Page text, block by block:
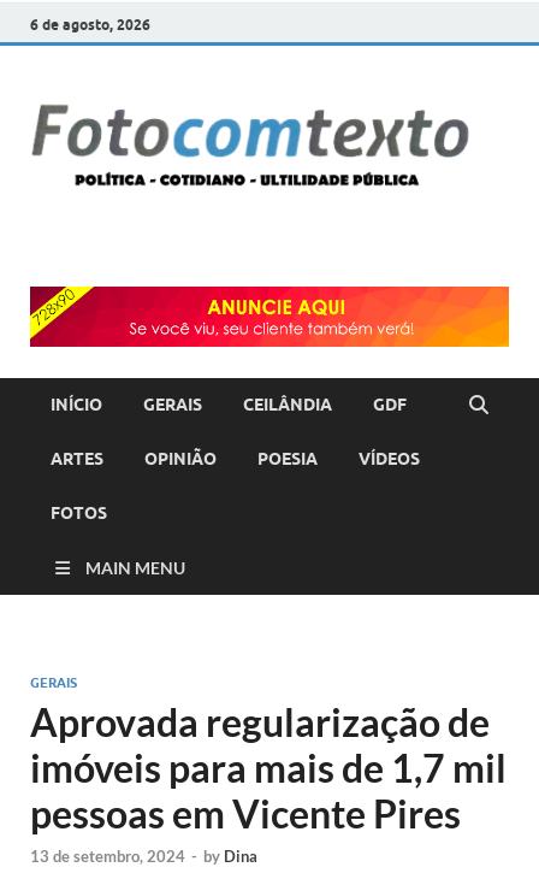
6 de agosto, 2026
INÍCIO GERAIS CEILÂNDIA GDF
ARTES OPINIÃO POESIA VÍDEOS
FOTOS
MAIN MENU
GERAIS
Aprovada regularização de
imóveis para mais de 1,7 mil
pessoas em Vicente Pires
13 de setembro, 2024 - by Dina